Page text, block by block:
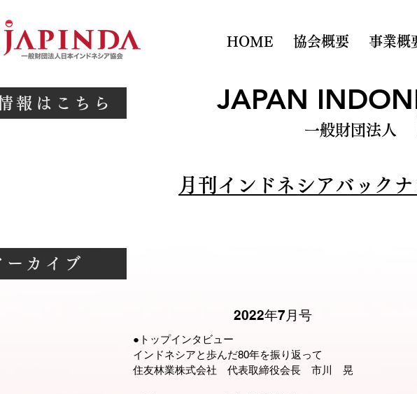
報はこちら
HOME 協会概要 事業概
JAPAN
一般財団法人
月刊インドネシアバック
ーカイブ
2022年7月号
●トップインタビュー
インドネシアと歩んだ80年を振り返って
住友林業株式会社 代表取締役会長 市川 晃